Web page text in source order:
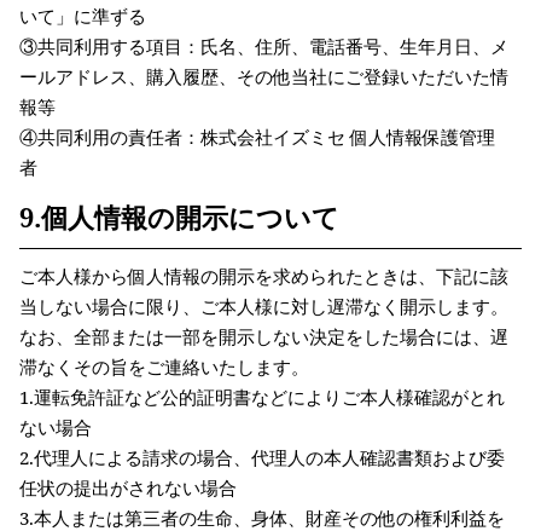
いて」に準ずる
③共同利用する項目：氏名、住所、電話番号、生年月日、メ
ールアドレス、購入履歴、その他当社にご登録いただいた情
報等
④共同利用の責任者：株式会社イズミセ 個人情報保護管理
者
9.個人情報の開示について
ご本人様から個人情報の開示を求められたときは、下記に該
当しない場合に限り、ご本人様に対し遅滞なく開示します。
なお、全部または一部を開示しない決定をした場合には、遅
滞なくその旨をご連絡いたします。
1.運転免許証など公的証明書などによりご本人様確認がとれ
ない場合
2.代理人による請求の場合、代理人の本人確認書類および委
任状の提出がされない場合
3.本人または第三者の生命、身体、財産その他の権利利益を